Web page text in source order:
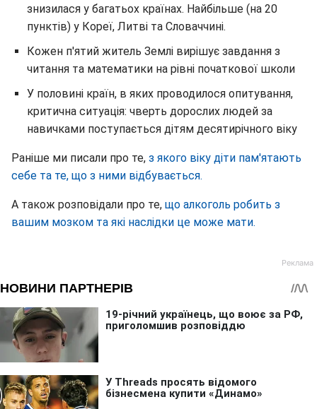
знизилася у багатьох країнах. Найбільше (на 20
пунктів) у Кореї, Литві та Словаччині.
Кожен п'ятий житель Землі вирішує завдання з
читання та математики на рівні початкової школи
У половині країн, в яких проводилося опитування,
критична ситуація: чверть дорослих людей за
навичками поступається дітям десятирічного віку
Раніше ми писали про те, з якого віку діти пам'ятають
себе та те, що з ними відбувається.
А також розповідали про те, що алкоголь робить з
вашим мозком та які наслідки це може мати.